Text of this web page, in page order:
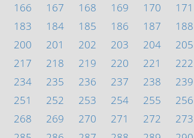
166 167 168 169 170 171
183 184 185 186 187 188
200 201 202 203 204 205
217 218 219 220 221 222
234 235 236 237 238 239
251 252 253 254 255 256
268 269 270 271 272 273